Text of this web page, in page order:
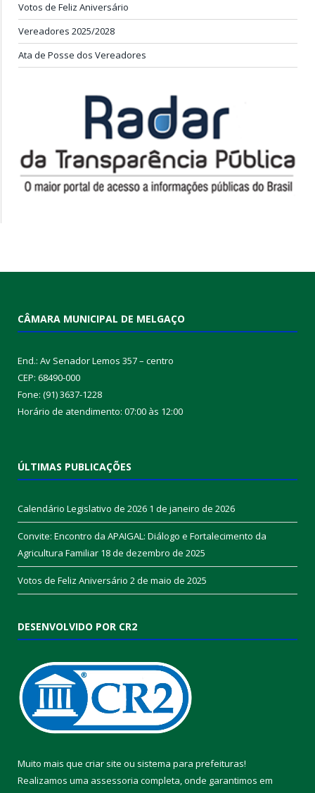
Votos de Feliz Aniversário
Vereadores 2025/2028
Ata de Posse dos Vereadores
CÂMARA MUNICIPAL DE MELGAÇO
End.: Av Senador Lemos 357 – centro
CEP: 68490-000
Fone: (91) 3637-1228
Horário de atendimento: 07:00 às 12:00
ÚLTIMAS PUBLICAÇÕES
Calendário Legislativo de 2026 1 de janeiro de 2026
Convite: Encontro da APAIGAL: Diálogo e Fortalecimento da
Agricultura Familiar 18 de dezembro de 2025
Votos de Feliz Aniversário 2 de maio de 2025
DESENVOLVIDO POR CR2
Muito mais que criar site ou sistema para prefeituras!
Realizamos uma assessoria completa, onde garantimos em